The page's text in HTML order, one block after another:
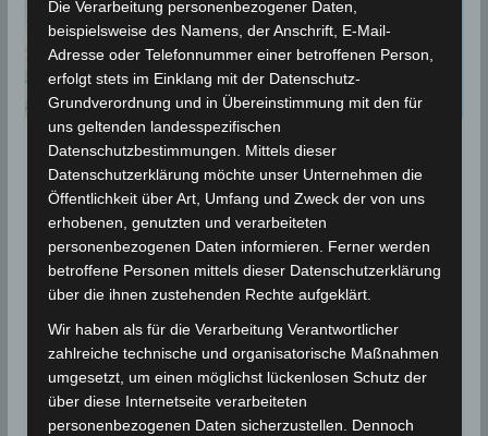
BEBEN 2021
6 Okt 2021: Erneutes Erdbeben
im Gouvernorat Béjà [2.60]
6. Oktober 2021 Wettermann
1965 Views
Béja,Erdbeben,INM,Seismologie
Die Erdbeben-Überwachungsstationen des
Nationalen Instituts für Meteorologie (INM) und des
Erdbebendienstes EMSC haben am Mittag des
Mittwochs, den 6 Okt
Die Verarbeitung personenbezogener Daten,
beispielsweise des Namens, der Anschrift, E-Mail-
Adresse oder Telefonnummer einer betroffenen Person,
erfolgt stets im Einklang mit der Datenschutz-
Grundverordnung und in Übereinstimmung mit den für
uns geltenden landesspezifischen
Datenschutzbestimmungen. Mittels dieser
Datenschutzerklärung möchte unser Unternehmen die
Öffentlichkeit über Art, Umfang und Zweck der von uns
erhobenen, genutzten und verarbeiteten
personenbezogenen Daten informieren. Ferner werden
betroffene Personen mittels dieser Datenschutzerklärung
über die ihnen zustehenden Rechte aufgeklärt.
Wir haben als für die Verarbeitung Verantwortlicher
zahlreiche technische und organisatorische Maßnahmen
umgesetzt, um einen möglichst lückenlosen Schutz der
über diese Internetseite verarbeiteten
personenbezogenen Daten sicherzustellen. Dennoch